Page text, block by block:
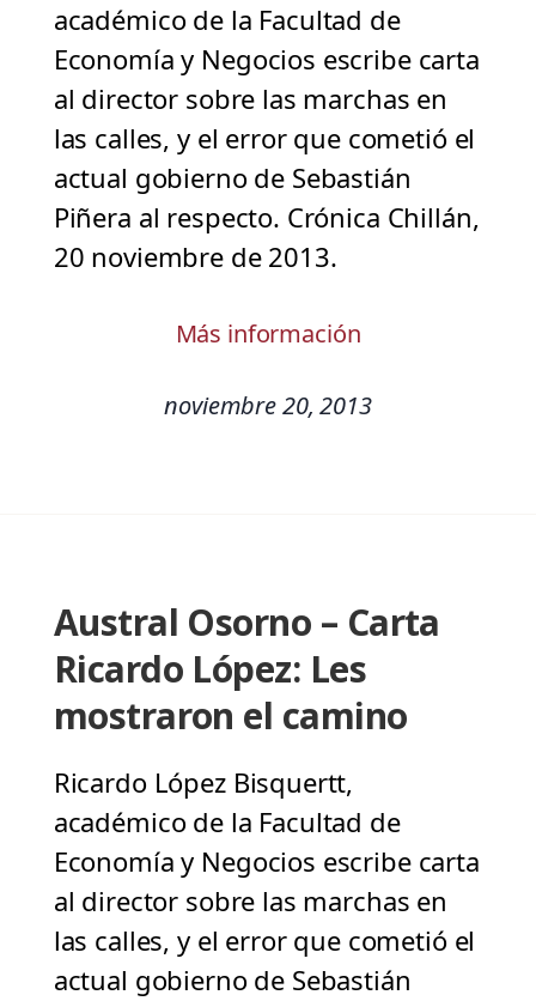
académico de la Facultad de
Economía y Negocios escribe carta
al director sobre las marchas en
las calles, y el error que cometió el
actual gobierno de Sebastián
Piñera al respecto. Crónica Chillán,
20 noviembre de 2013.
Más información
noviembre 20, 2013
Austral Osorno – Carta
Ricardo López: Les
mostraron el camino
Ricardo López Bisquertt,
académico de la Facultad de
Economía y Negocios escribe carta
al director sobre las marchas en
las calles, y el error que cometió el
actual gobierno de Sebastián